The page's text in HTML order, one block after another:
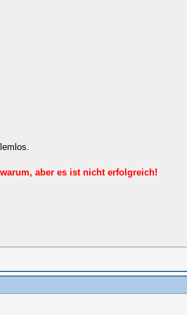
aber es ist nicht erfolgreich!